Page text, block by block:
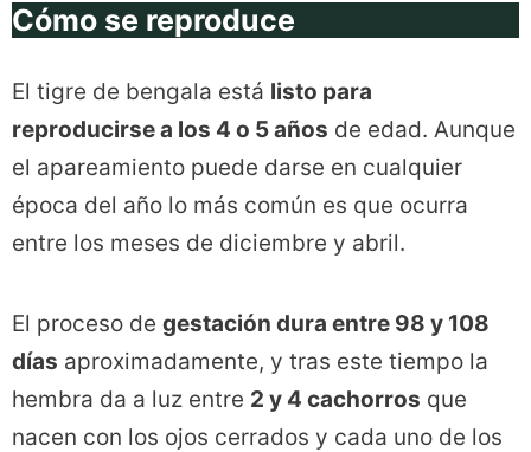
Cómo se reproduce
El tigre de bengala está listo para
reproducirse a los 4 o 5 años de edad. Aunque
el apareamiento puede darse en cualquier
época del año lo más común es que ocurra
entre los meses de diciembre y abril.
El proceso de gestación dura entre 98 y 108
días aproximadamente, y tras este tiempo la
hembra da a luz entre 2 y 4 cachorros que
nacen con los ojos cerrados y cada uno de los